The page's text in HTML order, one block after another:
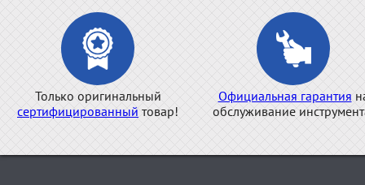
Только оригинальный
сертифицированный товар!
Официальная гарантия
обслуживание